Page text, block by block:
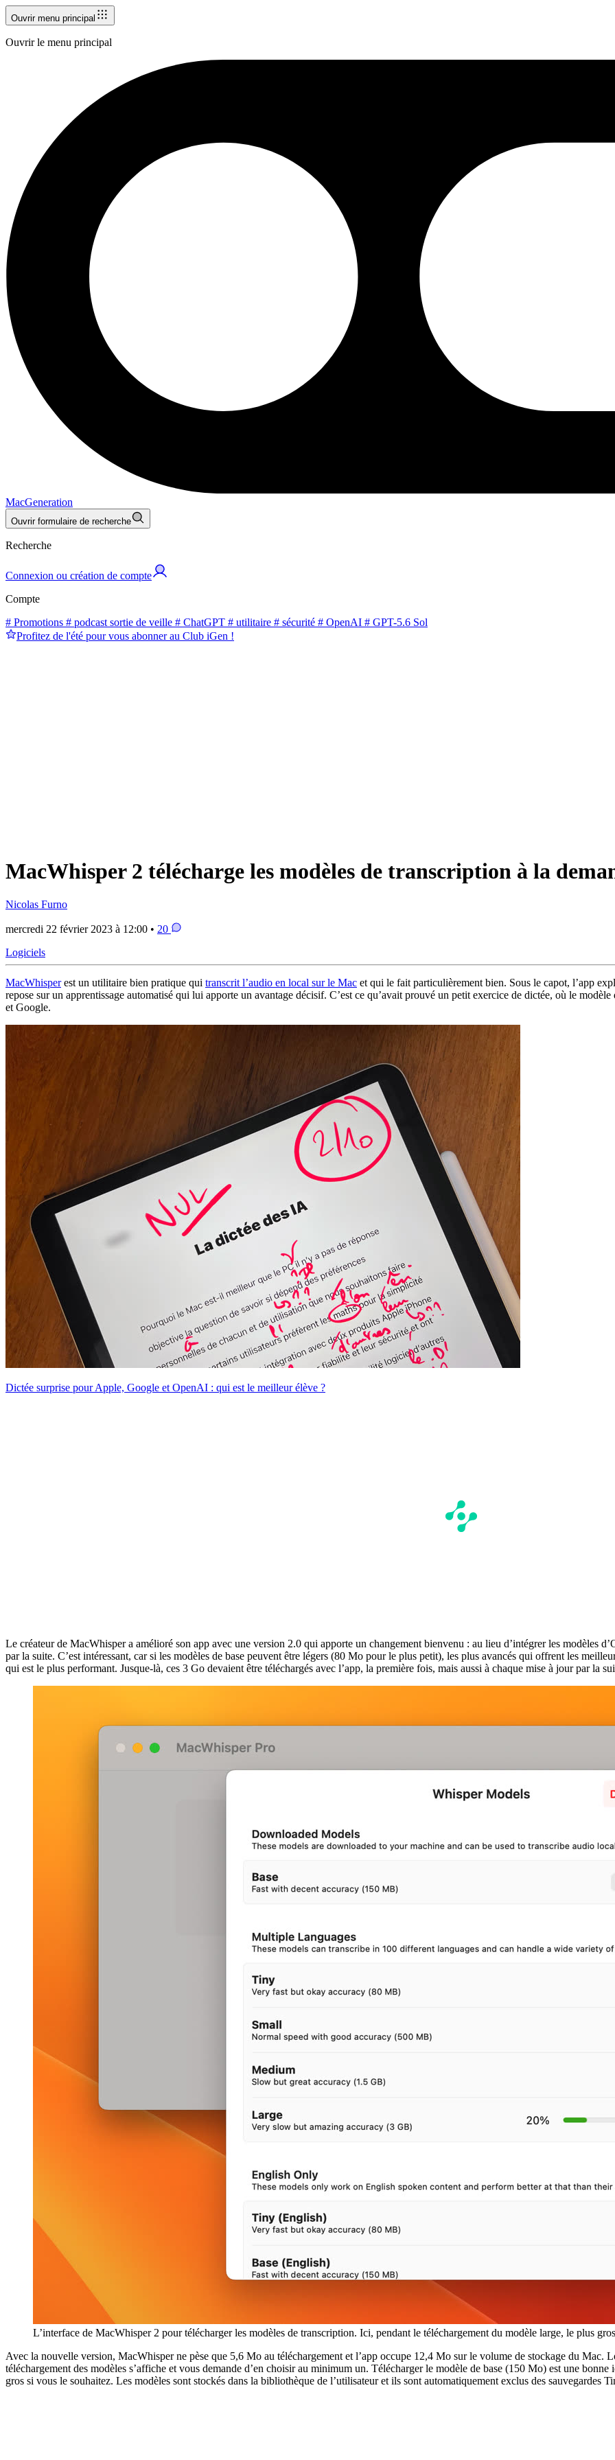
Ouvrir menu principal
Ouvrir le menu principal
MacGeneration
Ouvrir formulaire de recherche
Recherche
Connexion ou création de compte
Compte
# Promotions # podcast sortie de veille # ChatGPT # utilitaire # sécurité # OpenAI # GPT-5.6 Sol
Profitez de l'été pour vous abonner au Club iGen !
MacWhisper 2 télécharge les modèles de transcription à la
Nicolas Furno
mercredi 22 février 2023 à 12:00 • 20
Logiciels
MacWhisperest un utilitaire bien pratique qui transcrit l’audio en local sur le Mac et qui le fait particulièrement bien. Sous le capot, l’app
repose sur un apprentissage automatisé qui lui apporte un avantage décisif. C’est ce qu’avait prouvé un petit exercice de dictée, où le
et Google.
Dictée surprise pour Apple, Google et OpenAI : qui est le meilleur élève ?
Le créateur de MacWhisper a amélioré son app avec une version 2.0 qui apporte un changement bienvenu : au lieu d’intégrer les modèles
par la suite. C’est intéressant, car si les modèles de base peuvent être légers (80 Mo pour le plus petit), les plus avancés qui offrent les
qui est le plus performant. Jusque-là, ces 3 Go devaient être téléchargés avec l’app, la première fois, mais aussi à chaque mise à jour par la
L’interface de MacWhisper 2 pour télécharger les modèles de transcription. Ici, pendant le téléchargement du modèle large, le plus
Avec la nouvelle version, MacWhisper ne pèse que 5,6 Mo au téléchargement et l’app occupe 12,4 Mo sur le volume de stockage du Mac.
téléchargement des modèles s’affiche et vous demande d’en choisir au minimum un. Télécharger le modèle de base (150 Mo) est une
gros si vous le souhaitez. Les modèles sont stockés dans la bibliothèque de l’utilisateur et ils sont automatiquement exclus des sauvegardes